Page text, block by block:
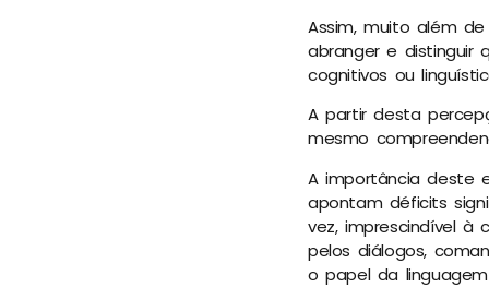
Assim, muito além
abranger e distinguir
cognitivos ou
A partir desta
mesmo
A importância deste
apontam déficits
vez, imprescindível
pelos diálogos,
o papel da